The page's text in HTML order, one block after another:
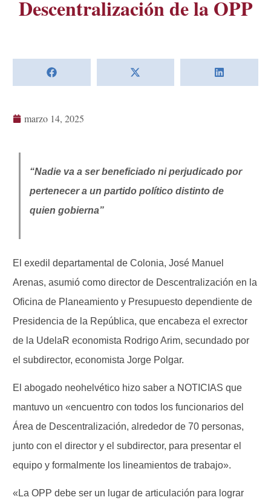
Descentralización de la OPP
marzo 14, 2025
“Nadie va a ser beneficiado ni perjudicado por
pertenecer a un partido político distinto de
quien gobierna”
El exedil departamental de Colonia, José Manuel
Arenas, asumió como director de Descentralización en la
Oficina de Planeamiento y Presupuesto dependiente de
Presidencia de la República, que encabeza el exrector
de la UdelaR economista Rodrigo Arim, secundado por
el subdirector, economista Jorge Polgar.
El abogado neohelvético hizo saber a NOTICIAS que
mantuvo un «encuentro con todos los funcionarios del
Área de Descentralización, alrededor de 70 personas,
junto con el director y el subdirector, para presentar el
equipo y formalmente los lineamientos de trabajo».
«La OPP debe ser un lugar de articulación para lograr